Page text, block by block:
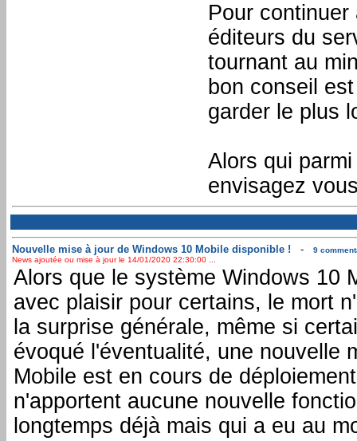
Pour
éditeurs du
tournant au
bon conseil
garder le plus
Alors qui
envisagez
Nouvelle mise à jour de Windows 10 Mobile disponible ! -
9
News ajoutée ou mise à jour le 14/01/2020 22:30:00 ...
Alors que le système Windows 10
avec plaisir pour certains, le mort
la surprise générale, même si
évoqué l'éventualité, une nouvelle
Mobile est en cours de
n'apportent aucune nouvelle
longtemps déjà mais qui a eu au